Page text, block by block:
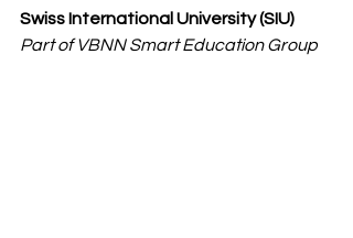
Swiss International University (SIU)
Part of VBNN Smart Education Group